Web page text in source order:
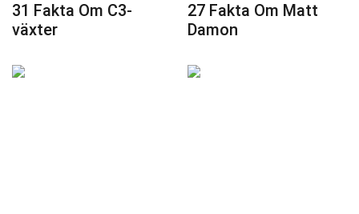
31 Fakta Om C3-
växter
27 Fakta Om Matt
Damon